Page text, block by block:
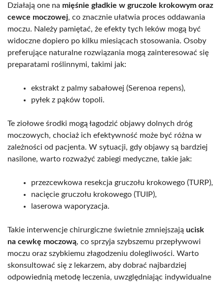
Działają one na mięśnie gładkie w gruczole krokowym oraz
cewce moczowej, co znacznie ułatwia proces oddawania
moczu. Należy pamiętać, że efekty tych leków mogą być
widoczne dopiero po kilku miesiącach stosowania. Osoby
preferujące naturalne rozwiązania mogą zainteresować się
preparatami roślinnymi, takimi jak:
ekstrakt z palmy sabałowej (Serenoa repens),
pyłek z pąków topoli.
Te ziołowe środki mogą łagodzić objawy dolnych dróg
moczowych, chociaż ich efektywność może być różna w
zależności od pacjenta. W sytuacji, gdy objawy są bardziej
nasilone, warto rozważyć zabiegi medyczne, takie jak:
przezcewkowa resekcja gruczołu krokowego (TURP),
nacięcie gruczołu krokowego (TUIP),
laserowa waporyzacja.
Takie interwencje chirurgiczne świetnie zmniejszają ucisk
na cewkę moczową, co sprzyja szybszemu przepływowi
moczu oraz szybkiemu złagodzeniu dolegliwości. Warto
skonsultować się z lekarzem, aby dobrać najbardziej
odpowiednią metodę leczenia, uwzględniając indywidualne